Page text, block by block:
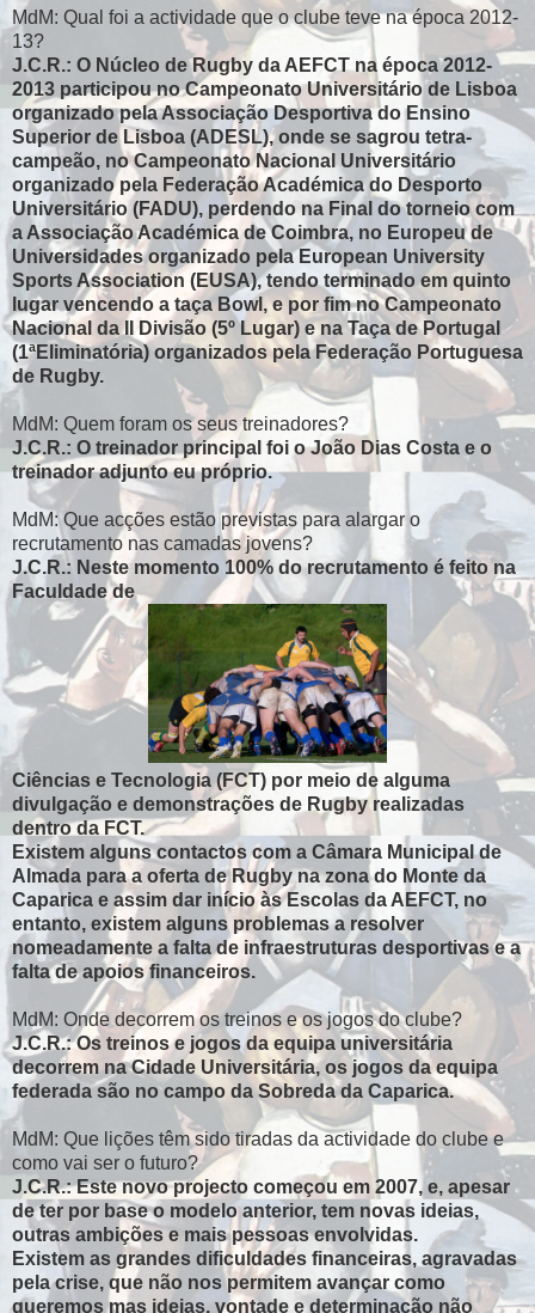
MdM: Qual foi a actividade que o clube teve na época 2012-
13?
J.C.R.: O Núcleo de Rugby da AEFCT na época 2012-
2013 participou no Campeonato Universitário de Lisboa
organizado pela Associação Desportiva do Ensino
Superior de Lisboa (ADESL), onde se sagrou tetra-
campeão, no Campeonato Nacional Universitário
organizado pela Federação Académica do Desporto
Universitário (FADU), perdendo na Final do torneio com
a Associação Académica de Coimbra, no Europeu de
Universidades organizado pela European University
Sports Association (EUSA), tendo terminado em quinto
lugar vencendo a taça Bowl, e por fim no Campeonato
Nacional da II Divisão (5º Lugar) e na Taça de Portugal
(1ªEliminatória) organizados pela Federação Portuguesa
de Rugby.
MdM: Quem foram os seus treinadores?
J.C.R.: O treinador principal foi o João Dias Costa e o
treinador adjunto eu próprio.
MdM: Que acções estão previstas para alargar o
recrutamento nas camadas jovens?
J.C.R.: Neste momento 100% do recrutamento é feito na
Faculdade de
Ciências e Tecnologia (FCT) por meio de alguma
divulgação e demonstrações de Rugby realizadas
dentro da FCT.
Existem alguns contactos com a Câmara Municipal de
Almada para a oferta de Rugby na zona do Monte da
Caparica e assim dar início às Escolas da AEFCT, no
entanto, existem alguns problemas a resolver
nomeadamente a falta de infraestruturas desportivas e a
falta de apoios financeiros.
MdM: Onde decorrem os treinos e os jogos do clube?
J.C.R.: Os treinos e jogos da equipa universitária
decorrem na Cidade Universitária, os jogos da equipa
federada são no campo da Sobreda da Caparica.
MdM: Que lições têm sido tiradas da actividade do clube e
como vai ser o futuro?
J.C.R.: Este novo projecto começou em 2007, e, apesar
de ter por base o modelo anterior, tem novas ideias,
outras ambições e mais pessoas envolvidas.
Existem as grandes dificuldades financeiras, agravadas
pela crise, que não nos permitem avançar como
queremos mas ideias, vontade e determinação não